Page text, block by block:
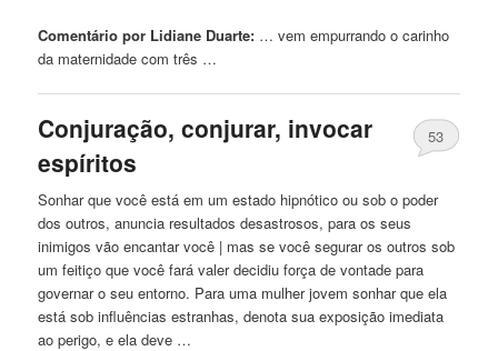
Comentário por Lidiane Duarte: … vem empurrando ocarinho
da maternidade com três …
Conjuração, conjurar, invocar
espíritos
53
Sonhar que você está em um estado hipnótico ou sob o poder
dos outros, anuncia resultados desastrosos, para os seus
inimigos vão encantar você | mas se você segurar os outros sob
um feitiço que você fará valer decidiu força de vontade para
governar o seu entorno. Para uma mulher jovem sonhar que ela
está sob influências estranhas, denota sua exposição imediata
ao perigo, e ela deve …